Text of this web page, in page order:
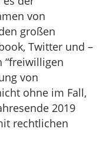
von
großen
Twitter und –
“freiwilligen
von
ohne im Fall,
2019
rechtlichen